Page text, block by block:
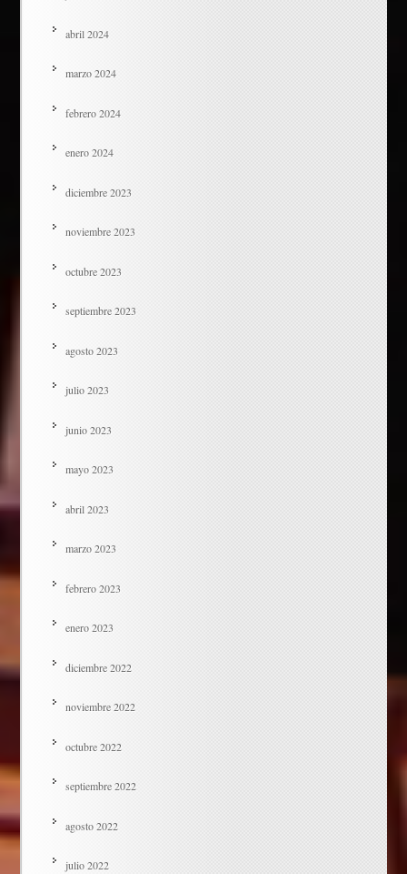
abril 2024
marzo 2024
febrero 2024
enero 2024
diciembre 2023
noviembre 2023
octubre 2023
septiembre 2023
agosto 2023
julio 2023
junio 2023
mayo 2023
abril 2023
marzo 2023
febrero 2023
enero 2023
diciembre 2022
noviembre 2022
octubre 2022
septiembre 2022
agosto 2022
julio 2022